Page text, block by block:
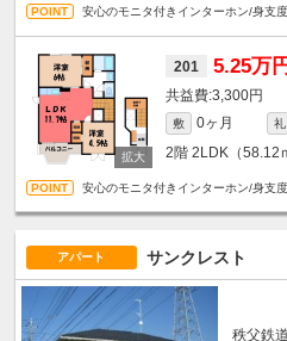
安心のモニタ付きインターホン/身支
201 5.25万円
3,300円
敷 0ヶ月 礼
2階 2LDK（58.12
安心のモニタ付きインターホン/身支
アパート サンクレスト
秩父鉄